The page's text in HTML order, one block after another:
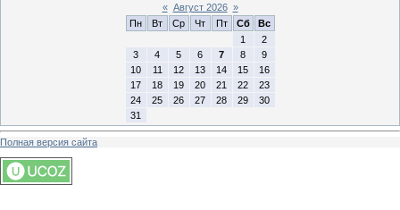
« Август 2026 »
Пн
Вт Ср Чт Пт Сб
Вс
1
2
3
4 5 6 7 8
9
10
11 12 13 14 15
16
17
18 19 20 21 22
23
24
25 26 27 28 29
30
31
Полная версия сайта